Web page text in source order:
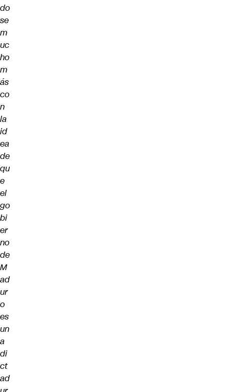
do
se
m
uc
ho
m
ás
co
n
la
id
ea
de
qu
e
el
go
bi
er
no
de
M
ad
ur
o
es
un
a
di
ct
ad